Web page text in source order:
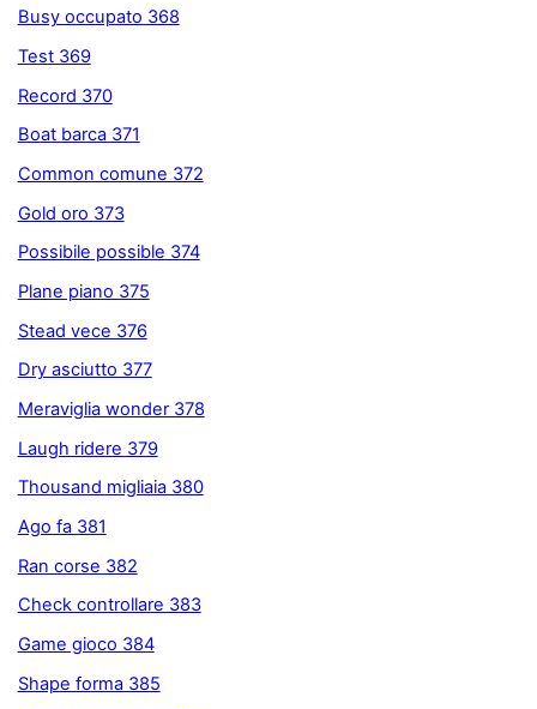
Busy occupato 368
Test 369
Record 370
Boat barca 371
Common comune 372
Gold oro 373
Possibile possible 374
Plane piano 375
Stead vece 376
Dry asciutto 377
Meraviglia wonder 378
Laugh ridere 379
Thousand migliaia 380
Ago fa 381
Ran corse 382
Check controllare 383
Game gioco 384
Shape forma 385